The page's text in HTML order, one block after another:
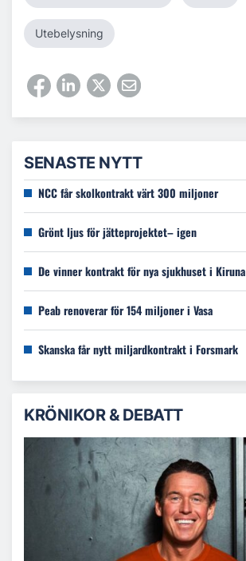
Utebelysning
SENASTE NYTT
NCC får skolkontrakt värt 300 miljoner
Grönt ljus för jätteprojektet– igen
De vinner kontrakt för nya sjukhuset i Kiruna
Peab renoverar för 154 miljoner i Vasa
Skanska får nytt miljardkontrakt i Forsmark
KRÖNIKOR & DEBATT